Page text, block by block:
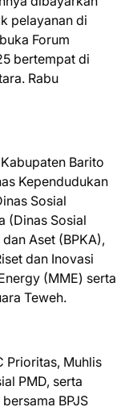
pelayanan di
Forum
bertempat di
Rabu
Barito
Kependudukan
Sosial
(Dinas Sosial
Aset (BPKA),
dan Inovasi
(MME) serta
Teweh.
Prioritas, Muhlis
PMD, serta
BPJS